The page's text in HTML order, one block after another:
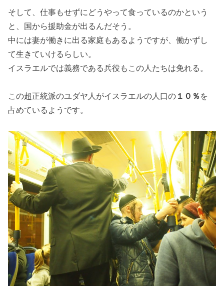
そして、仕事もせずにどうやって食っているのかという
と、国から援助金が出るんだそう。
中には妻が働きに出る家庭もあるようですが、働かずし
て生きていけるらしい。
イスラエルでは義務である兵役もこの人たちは免れる。
この超正統派のユダヤ人がイスラエルの人口の １０％ を
占めているようです。